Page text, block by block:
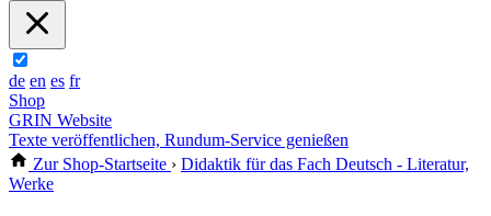
de en es fr
Shop
GRIN Website
Texte veröffentlichen, Rundum-Service genießen
Zur Shop-Startseite › Didaktik für das Fach Deutsch - Literatur,
Werke